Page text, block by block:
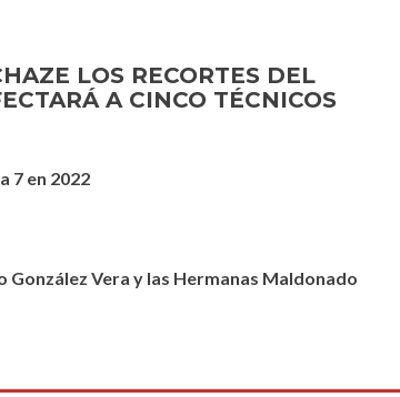
LOS RECORTES DEL
A CINCO TÉCNICOS
7 en 2022
González Vera y las Hermanas Maldonado